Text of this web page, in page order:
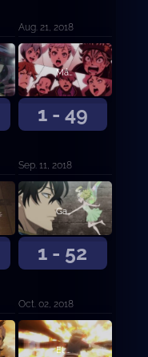
Aug. 21, 2018
1 - 49
Más allá del límite
Sep. 11, 2018
1 - 52
Gana el más fuerte
Oct. 02, 2018
El hombre llamado Fanzell